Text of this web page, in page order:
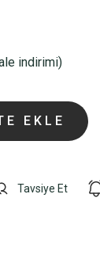
indirimi)
EKLE
Tavsiye Et